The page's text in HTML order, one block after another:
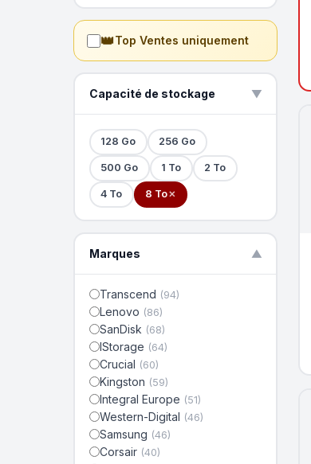
👑Top Ventes uniquement
Capacité de stockage ▲
128 Go 256 Go
500 Go 1 To 2 To
4 To 8 To✕
Marques ▼
Transcend (94)
Lenovo (86)
SanDisk (68)
IStorage (64)
Crucial (60)
Kingston (59)
Integral Europe (51)
Western-Digital (46)
Samsung (46)
Corsair (40)